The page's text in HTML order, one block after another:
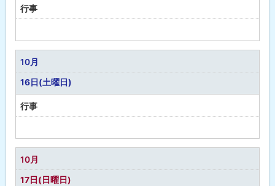
行事
定
な
し
10月
16日(土曜日)
行事
定
な
し
10月
17日(日曜日)